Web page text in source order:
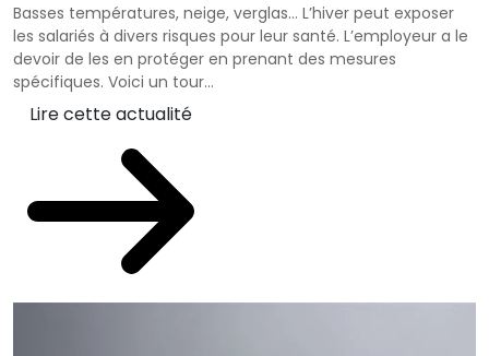
Basses températures, neige, verglas… L’hiver peut exposer
les salariés à divers risques pour leur santé. L’employeur a le
devoir de les en protéger en prenant des mesures
spécifiques. Voici un tour...
Lire cette actualité